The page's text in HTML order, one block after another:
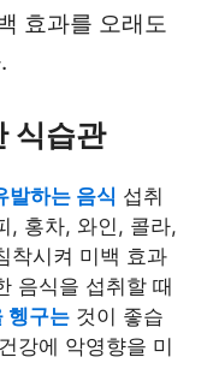
효과를 오래도
식습관
발하는 음식 섭취
, 홍차, 와인, 콜라,
착시켜 미백 효과
음식을 섭취할 때
헹구는 것이 좋습
강에 악영향을 미